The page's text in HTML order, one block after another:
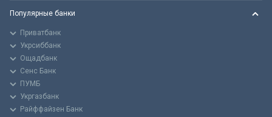
Популярные банки
Приватбанк
Укрсиббанк
Ощадбанк
Сенс Банк
ПУМБ
Укргазбанк
Райффайзен Банк